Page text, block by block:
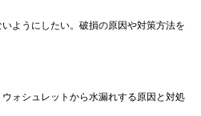
ようにしたい。破損の原因や対策方法を
ウォシュレットから水漏れする原因と対処